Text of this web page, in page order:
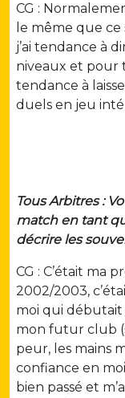
CG :
le même que
j’ai tendance à
niveaux et pour
tendance à
duels en jeu
Tous Arbitres :
match en tant
décrire les
CG : C’était ma
2002/2003,
moi qui débutait
mon futur club
peur, les mains
confiance en
bien passé et